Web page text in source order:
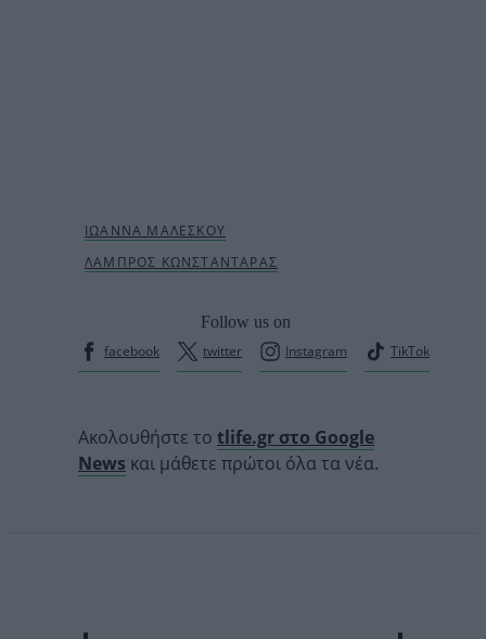
Follow us on
facebook
twitter Instagram TikTok
Ακολουθήστε το tlife.gr στο Google
News και μάθετε πρώτοι όλα τα νέα.